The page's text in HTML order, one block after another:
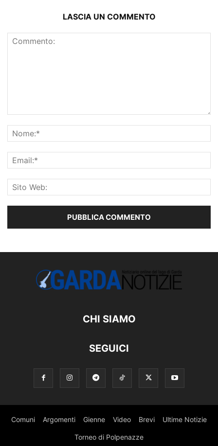
LASCIA UN COMMENTO
CHI SIAMO
SEGUICI
Comuni Argomenti Gienne Video Brevi Ultime Notizie
Torneo di Polpenazze